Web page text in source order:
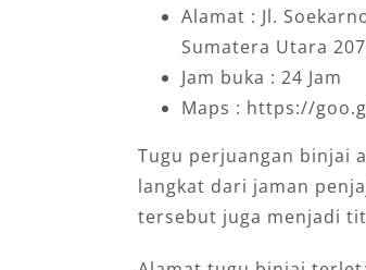
Alamat : Jl.
Sumatera Utara
Jam buka : 24 Jam
Maps : https://
Tugu perjuangan binjai
langkat dari jaman
tersebut juga menjadi